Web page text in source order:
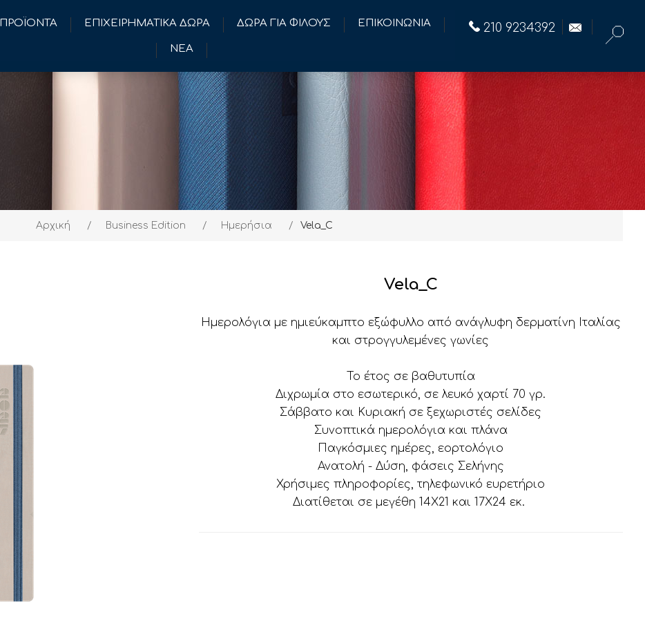
ΠΡΟΪΟΝΤΑ ΕΠΙΧΕΙΡΗΜΑΤΙΚΑ ΔΩΡΑ ΔΩΡΑ ΓΙΑ ΦΙΛΟΥΣ ΕΠΙΚΟΙΝΩΝΙΑ
ΝΕΑ
210 9234392
Αρχική / Business Edition / Ημερήσια / Vela_C
Vela_C
Ημερολόγια με ημιεύκαμπτο εξώφυλλο από ανάγλυφη δερματίνη Ιταλίας
και στρογγυλεμένες γωνίες
Το έτος σε βαθυτυπία
Διχρωμία στο εσωτερικό, σε λευκό χαρτί 70 γρ.
Σάββατο και Κυριακή σε ξεχωριστές σελίδες
Συνοπτικά ημερολόγια και πλάνα
Παγκόσμιες ημέρες, εορτολόγιο
Ανατολή - Δύση, φάσεις Σελήνης
Χρήσιμες πληροφορίες, τηλεφωνικό ευρετήριο
Διατίθεται σε μεγέθη 14Χ21 και 17Χ24 εκ.